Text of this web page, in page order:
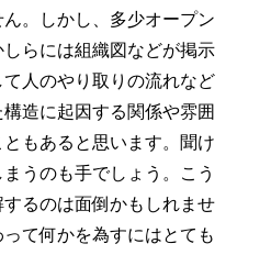
。しかし、多少オープン
らには組織図などが掲示
人のやり取りの流れなど
造に起因する関係や雰囲
もあると思います。聞け
うのも手でしょう。こう
るのは面倒かもしれませ
て何かを為すにはとても